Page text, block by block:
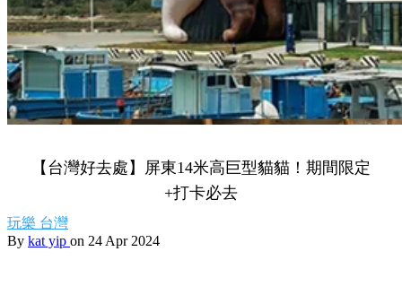
【台灣好去處】屏東14米高巨型貓貓！期間限定
+打卡必去
玩樂 台灣
By kat yip on 24 Apr 2024